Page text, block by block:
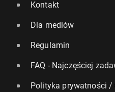
Kontakt
Dla mediów
Regulamin
FAQ - Najczęściej
Polityka prywatności /